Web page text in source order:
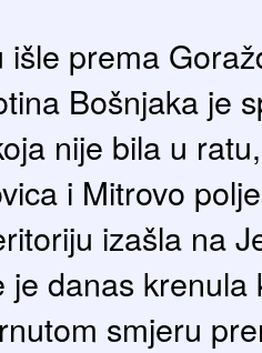
išle prema
Bošnjaka je
nije bila u
i Mitrovo
izašla na
je danas krenula
smjeru